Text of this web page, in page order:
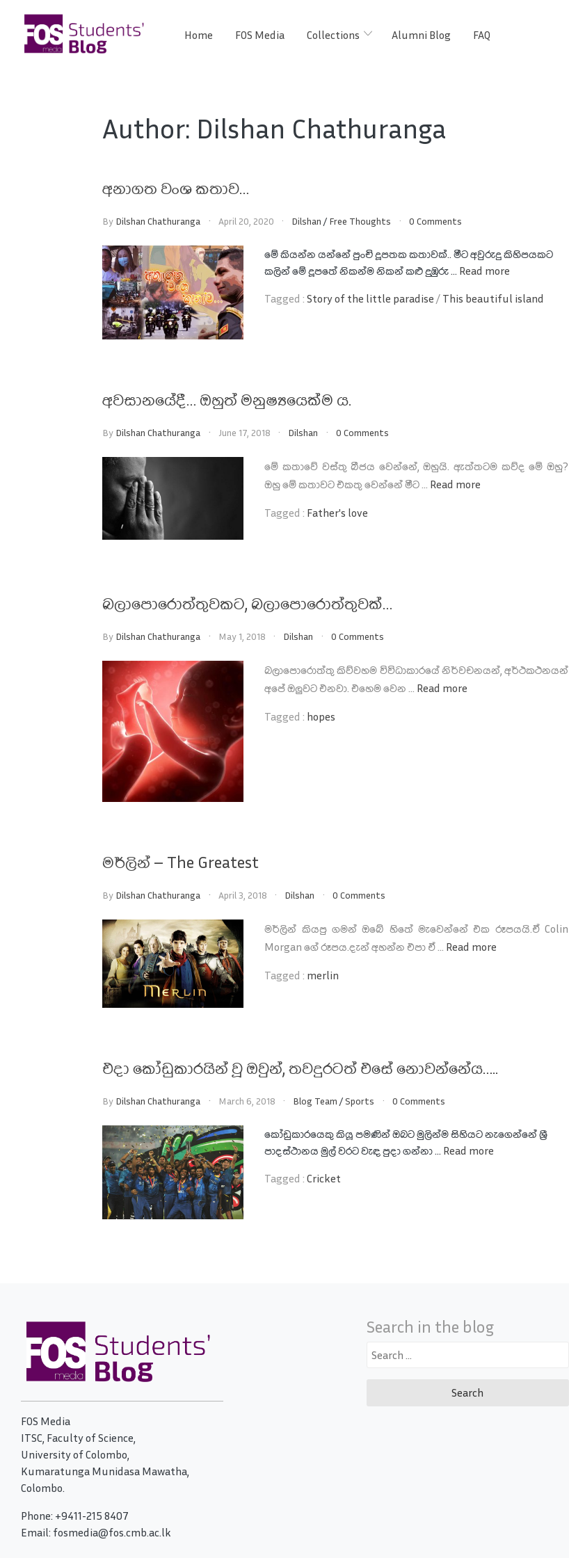
content
FOS
Blog
Home FOS Media Collections Alumni Blog FAQ
Author: Dilshan Chathuranga
අනාගත වංශ කතාව…
By Dilshan Chathuranga April 20, 2020 Dilshan / Free Thoughts 0 Comments
මේ කියන්න යන්නේ පුංචි දූපතක කතාවක්.. මීට අවුරුදු කිහිපයකට
කලින් මේ දූපතේ නිකන්ම නිකන් කළු දුඹුරු ... Read more
Tagged :Story of the little paradise / This beautiful island
අවසානයේදී… ඔහුත් මනුෂ්‍යයෙක්ම ය.
By Dilshan Chathuranga June 17, 2018 Dilshan 0 Comments
මේ කතාවේ වස්තු බීජය වෙන්නේ, ඔහුයි. ඇත්තටම කව්ද මේ ඔහු?
ඔහු මේ කතාවට එකතු වෙන්නේ මීට ... Read more
Tagged : Father's love
බලාපොරොත්තුවකට, බලාපොරොත්තුවක්…
By Dilshan Chathuranga May 1, 2018 Dilshan 0 Comments
බලාපොරොත්තු කිව්වහම විවිධාකාරයේ නිර්වචනයන්, අර්ථකථනයන්
අපේ ඔලුවට එනවා. එහෙම වෙන ... Read more
Tagged : hopes
මර්ලින් – The Greatest
By Dilshan Chathuranga April 3, 2018 Dilshan 0 Comments
මර්ලින් කියපු ගමන් ඔබේ හිතේ මැවෙන්නේ එක රූපයයි.ඒ Colin
Morgan ගේ රූපය.දැන් අහන්න එපා ඒ ... Read more
Tagged : merlin
එදා කෝඩුකාරයින් වූ ඔවුන්, තවදුරටත් එසේ නොවන්නේය…..
By Dilshan Chathuranga March 6, 2018 Blog Team /Sports 0 Comments
කෝඩුකාරයෙකු කියූ පමණින් ඔබට මුලින්ම සිහියට නැගෙන්නේ ශ්‍රී
පාදස්ථානය මුල් වරට වැඳ පුදා ගන්නා ... Read more
Tagged :Cricket
FOS Media
ITSC, Faculty of Science,
University of Colombo,
Kumaratunga Munidasa Mawatha,
Colombo.
Phone: +9411-215 8407
Email: fosmedia@fos.cmb.ac.lk
Search in the blog
Search